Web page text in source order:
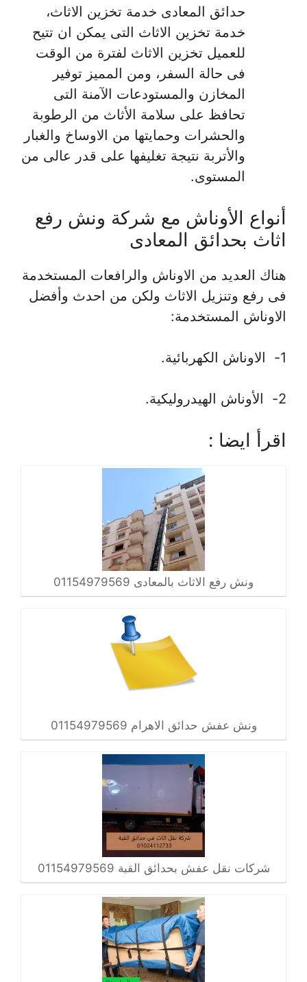
حدائق المعادى خدمة تخزين الاثاث،
خدمة تخزين الاثاث التى يمكن ان تتيح
للعميل تخزين الاثاث لفترة من الوقت
فى حالة السفر، ومن المميز توفير
المخازن والمستودعات الآمنة التى
تحافظ على سلامة الأثاث من الرطوبة
والحشرات وحمايتها من الاوساخ والغبار
والأتربة نتيجة تغليفها على قدر عالى من
المستوى.
أنواع الأوناش مع شركة ونش رفع
اثاث بحدائق المعادى
هناك العديد من الاوناش والرافعات المستخدمة
فى رفع وتنزيل الاثاث ولكن من احدث وأفضل
الاوناش المستخدمة:
1- الاوناش الكهربائية.
2- الأوناش الهيدروليكية.
اقرأ ايضا :
ونش رفع الاثاث بالمعادى 01154979569
ونش عفش حدائق الاهرام 01154979569
شركات نقل عفش بحدائق القبة 01154979569